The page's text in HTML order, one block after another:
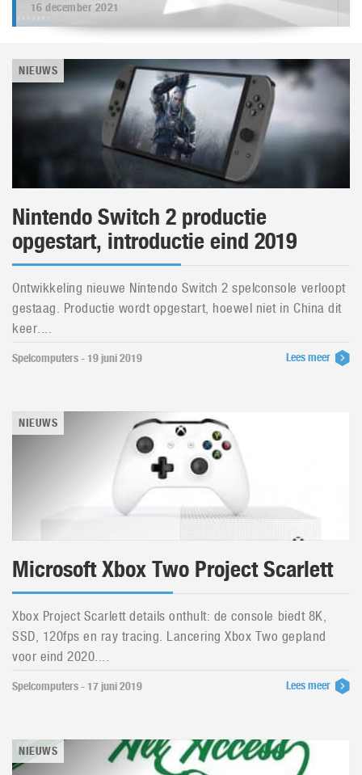
16 december 2021
NIEUWS
Nintendo Switch 2 productie
opgestart, introductie eind 2019
Ontwikkeling nieuwe Nintendo Switch 2 spelconsole verloopt
gestaag. Productie wordt opgestart, hoewel niet in China dit
keer....
Spelcomputers - 19 juni 2019 Lees meer
NIEUWS
Microsoft Xbox Two Project Scarlett
Xbox Project Scarlett details onthult: de console biedt 8K,
SSD, 120fps en ray tracing. Lancering Xbox Two gepland
voor eind 2020....
Spelcomputers - 17 juni 2019 Lees meer
NIEUWS